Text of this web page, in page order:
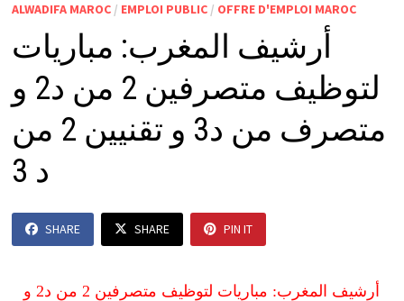
ALWADIFA MAROC/ EMPLOI PUBLIC/ OFFRE D'EMPLOI MAROC
أرشيف المغرب: مباريات
لتوظيف متصرفين 2 من د2 و
متصرف من د3 و تقنيين 2 من
د 3
SHARE SHARE PIN IT
أرشيف المغرب: مباريات لتوظيف متصرفين 2 من د2 و